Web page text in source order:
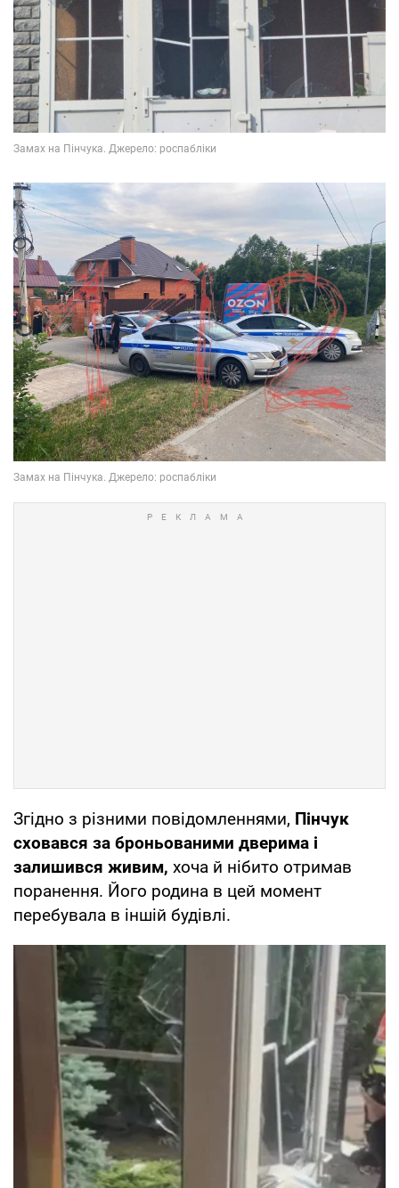
Згідно з різними повідомленнями, Пінчук
сховався за броньованими дверима і
залишився живим, хоча й нібито отримав
поранення. Його родина в цей момент
перебувала в іншій будівлі.